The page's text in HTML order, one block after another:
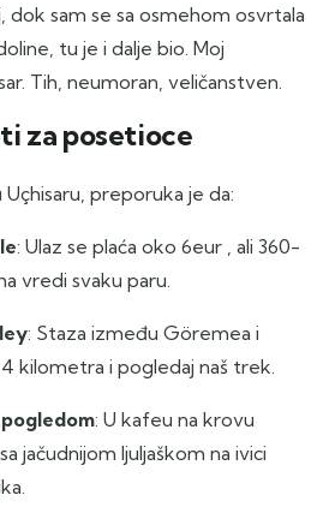
dok sam se sa osmehom osvrtala
tu je i dalje bio. Moj
Tih, neumoran, veličanstven.
za posetioce
preporuka je da:
: Ulaz se plaća oko 6eur , ali 360-
vredi svaku paru.
: Staza između Göremea i
kilometra i pogledaj naš trek.
: U kafeu na krovu
, sa jačudnijom ljuljaškom na ivici